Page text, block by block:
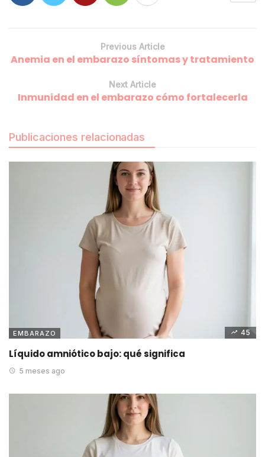
Previous Article
Anemia en el embarazo síntomas y tratamiento
Next Article
Inmunidad en el embarazo cómo fortalecerla
Publicaciones relacionadas
EMBARAZO 45
Líquido amniótico bajo: qué significa
5 meses ago